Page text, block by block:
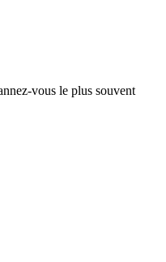
vous le plus souvent